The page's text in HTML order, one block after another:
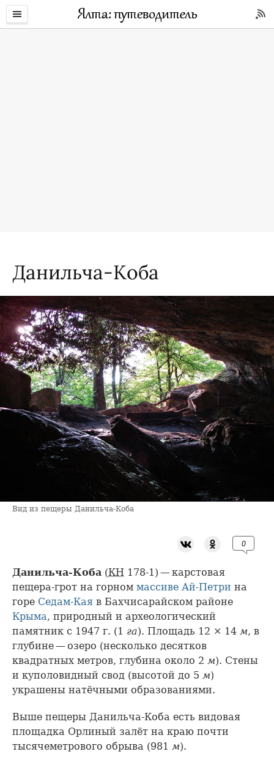
Данильча-Коба
Вид из пещеры Данильча-Коба
0
Данильча-Коба (КН 178-1) — карстовая
пещера-грот на горном массиве Ай-Петри на
горе Седам-Кая в Бахчисарайском районе
Крыма, природный и археологический
памятник с 1947 г. (1 га). Площадь 12 × 14 м, в
глубине — озеро (несколько десятков
квадратных метров, глубина около 2 м). Стены
и куполовидный свод (высотой до 5 м)
украшены натёчными образованиями.
Выше пещеры Данильча-Коба есть видовая
площадка Орлиный залёт на краю почти
тысячеметрового обрыва (981 м).